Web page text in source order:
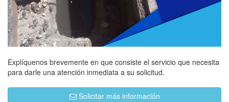
Explíquenos brevemente en que consiste el servicio que necesita
para darle una atención inmediata a su solicitud.
Solicitar más información